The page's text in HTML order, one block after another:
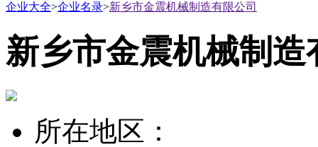
企业大全>企业名录>新乡市金震机械制造有限公司
新乡市金震机械制造
所在地区：